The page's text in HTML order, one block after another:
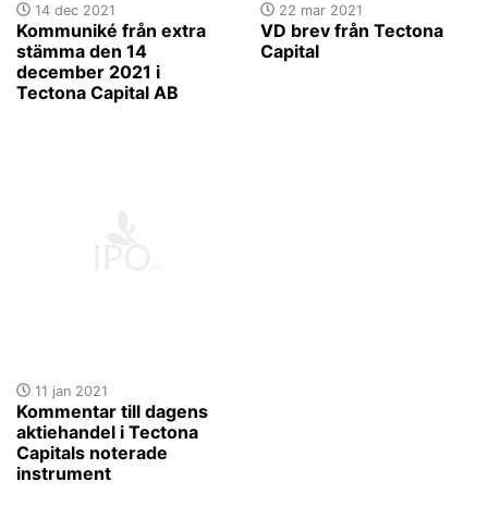
14 dec 2021
Kommuniké från extra
stämma den 14
december 2021 i
Tectona Capital AB
22 mar 2021
VD brev från Tectona
Capital
11 jan 2021
Kommentar till dagens
aktiehandel i Tectona
Capitals noterade
instrument